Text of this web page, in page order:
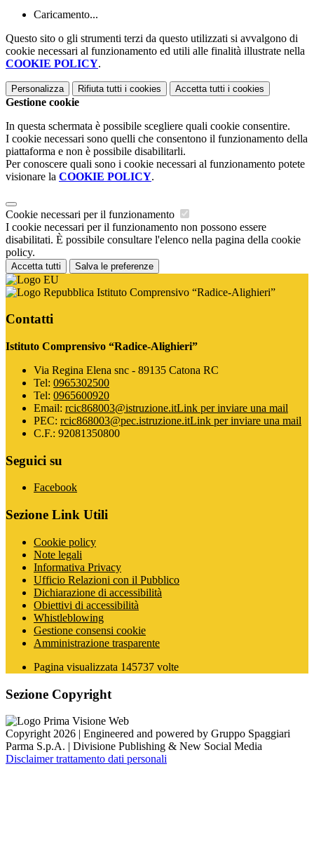
Caricamento...
Questo sito o gli strumenti terzi da questo utilizzati si avvalgono di
cookie necessari al funzionamento ed utili alle finalità illustrate nella
COOKIE POLICY.
Personalizza Rifiuta tutti i cookies Accetta tutti i cookies
Gestione cookie
In questa schermata è possibile scegliere quali cookie consentire.
I cookie necessari sono quelli che consentono il funzionamento della
piattaforma e non è possibile disabilitarli.
Per conoscere quali sono i cookie necessari al funzionamento potete
visionare la COOKIE POLICY.
Cookie necessari per il funzionamento
I cookie necessari per il funzionamento non possono essere
disabilitati. È possibile consultare l'elenco nella pagina della cookie
policy.
Accetta tutti Salva le preferenze
Istituto Comprensivo “Radice-Alighieri”
Contatti
Istituto Comprensivo “Radice-Alighieri”
Via Regina Elena snc - 89135 Catona RC
Tel: 0965302500
Tel: 0965600920
Email: rcic868003@istruzione.itLink per inviare una mail
PEC: rcic868003@pec.istruzione.itLink per inviare una mail
C.F.: 92081350800
Seguici su
Facebook
Sezione Link Utili
Cookie policy
Note legali
Informativa Privacy
Ufficio Relazioni con il Pubblico
Dichiarazione di accessibilità
Obiettivi di accessibilità
Whistleblowing
Gestione consensi cookie
Amministrazione trasparente
Pagina visualizzata 145737 volte
Sezione Copyright
Copyright 2026 | Engineered and powered by Gruppo Spaggiari
Parma S.p.A. | Divisione Publishing & New Social Media
Disclaimer trattamento dati personali